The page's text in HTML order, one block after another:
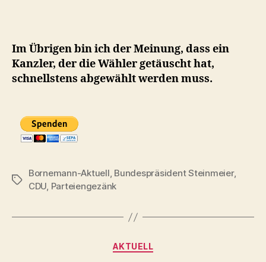
Im Übrigen bin ich der Meinung, dass ein
Kanzler, der die Wähler getäuscht hat,
schnellstens abgewählt werden muss.
Schlagwörter
Bornemann-Aktuell, Bundespräsident Steinmeier,
CDU, Parteiengezänk
Kategorien
AKTUELL